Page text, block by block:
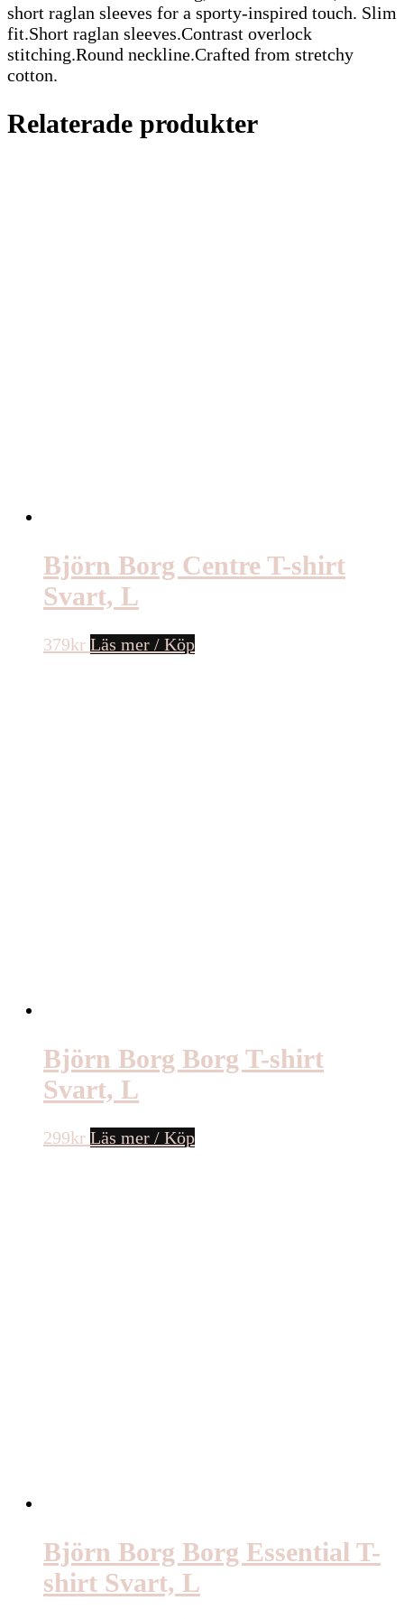
short raglan sleeves for a sporty-inspired touch. Slim
fit.Short raglan sleeves.Contrast overlock
stitching.Round neckline.Crafted from stretchy
cotton.
Relaterade produkter
Björn Borg Centre T-shirt
Svart, L
379kr Läs mer / Köp
Björn Borg Borg T-shirt
Svart, L
299kr Läs mer / Köp
Björn Borg Borg Essential T-
shirt Svart, L